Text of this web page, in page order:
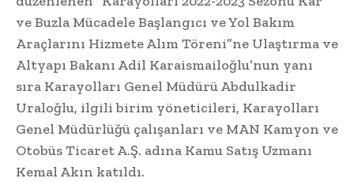
ve Buzla Mücadele Başlangıcı ve Yol Bakım
Araçlarını Hizmete Alım Töreni”ne Ulaştırma ve
Altyapı Bakanı Adil Karaismailoğlu’nun yanı
sıra Karayolları Genel Müdürü Abdulkadir
Uraloğlu, ilgili birim yöneticileri, Karayolları
Genel Müdürlüğü çalışanları ve MAN Kamyon ve
Otobüs Ticaret A.Ş. adına Kamu Satış Uzmanı
Kemal Akın katıldı.